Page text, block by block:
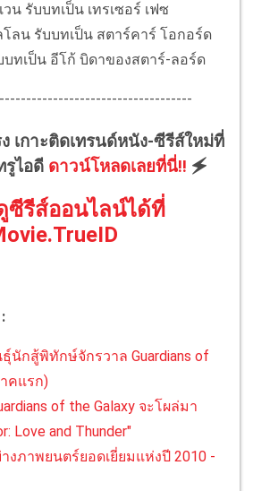
น รับบทเป็น เทรเซอร์ เฟซ
โลน รับบทเป็น สตาร์คาร์ โอกอร์ด
บทเป็น อีโก้ บิดาของสตาร์-ลอร์ด
เกาะติดเทรนด์หนัง-ซีรีส์ใหม่ที่
รูไอดี ดาวน์โหลดเลยที่นี่!! 🗲
ซีรีส์ออนไลน์ได้ที่
นักสู้พิทักษ์จักรวาล Guardians of
คแรก)
of the Galaxy จะโผล่มา
Love and Thunder"
งภาพยนตร์ยอดเยี่ยมแห่งปี 2010 -